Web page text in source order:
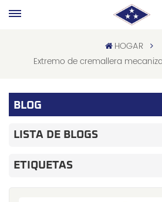
HOGAR
Extremo de cremallera
BLOG
LISTA DE BLOGS
ETIQUETAS